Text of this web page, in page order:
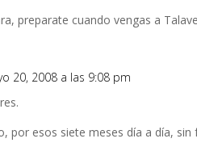
preparate cuando vengas a
20, 2008 a las 9:08 pm
por esos siete meses día a día, sin